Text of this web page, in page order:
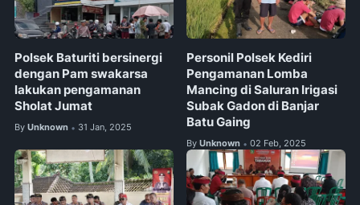
Polsek Baturiti bersinergi
dengan Pam swakarsa
lakukan pengamanan
Sholat Jumat
By Unknown • 31 Jan, 2025
Personil Polsek Kediri
Pengamanan Lomba
Mancing di Saluran Irigasi
Subak Gadon di Banjar
Batu Gaing
By Unknown • 02 Feb, 2025